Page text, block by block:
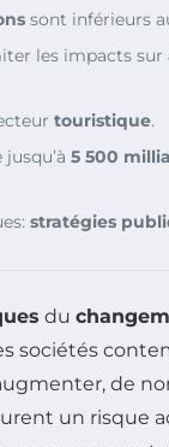
sont inférieurs
les impacts sur
touristique.
5 500
stratégies
du
sociétés
de
un risque